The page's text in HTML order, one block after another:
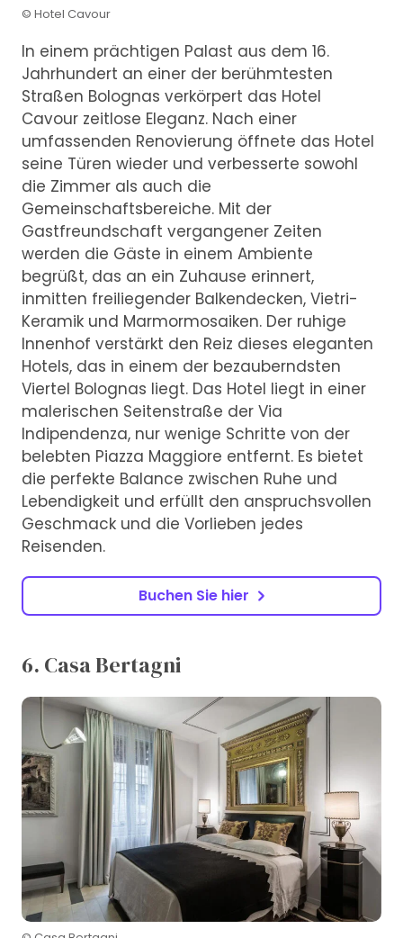
© Hotel Cavour
In einem prächtigen Palast aus dem 16.
Jahrhundert an einer der berühmtesten
Straßen Bolognas verkörpert das Hotel
Cavour zeitlose Eleganz. Nach einer
umfassenden Renovierung öffnete das Hotel
seine Türen wieder und verbesserte sowohl
die Zimmer als auch die
Gemeinschaftsbereiche. Mit der
Gastfreundschaft vergangener Zeiten
werden die Gäste in einem Ambiente
begrüßt, das an ein Zuhause erinnert,
inmitten freiliegender Balkendecken, Vietri-
Keramik und Marmormosaiken. Der ruhige
Innenhof verstärkt den Reiz dieses eleganten
Hotels, das in einem der bezauberndsten
Viertel Bolognas liegt. Das Hotel liegt in einer
malerischen Seitenstraße der Via
Indipendenza, nur wenige Schritte von der
belebten Piazza Maggiore entfernt. Es bietet
die perfekte Balance zwischen Ruhe und
Lebendigkeit und erfüllt den anspruchsvollen
Geschmack und die Vorlieben jedes
Reisenden.
Buchen Sie hier
6. Casa Bertagni